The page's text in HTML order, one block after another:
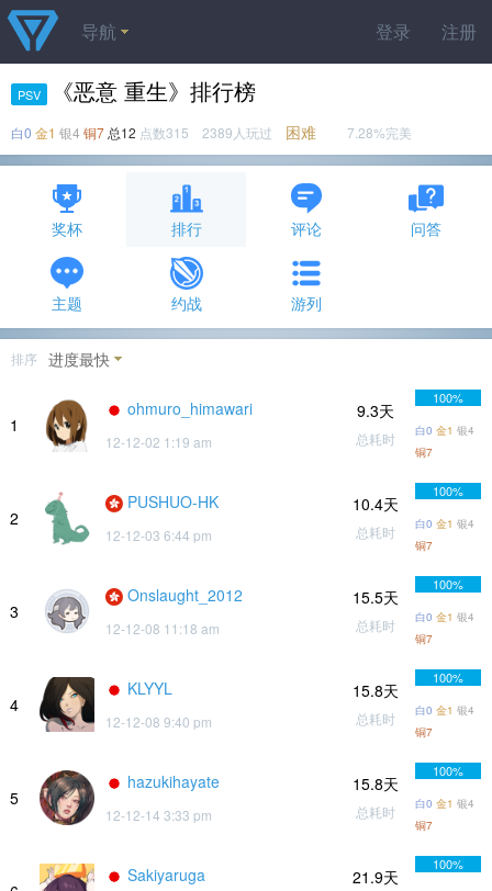
登录 注册
导航
PSV 《恶意 重生》排行榜
白0 金1 银4 铜7 总12 点数315 2389人玩过 困难 7.28%完美
奖杯 排行 评论 问答
主题 约战 游列
排序 进度最快
1
ohmuro_himawari
12-12-02 1:19 am
9.3天
总耗时
100%
白0 金1 银4
铜7
2
PUSHUO-HK
12-12-03 6:44 pm
10.4天
总耗时
100%
白0 金1 银4
铜7
3
Onslaught_2012
12-12-08 11:18 am
15.5天
总耗时
100%
白0 金1 银4
铜7
4
KLYYL
12-12-08 9:40 pm
15.8天
总耗时
100%
白0 金1 银4
铜7
5
hazukihayate
12-12-14 3:33 pm
15.8天
总耗时
100%
白0 金1 银4
铜7
Sakiyaruga 21.9天
100%